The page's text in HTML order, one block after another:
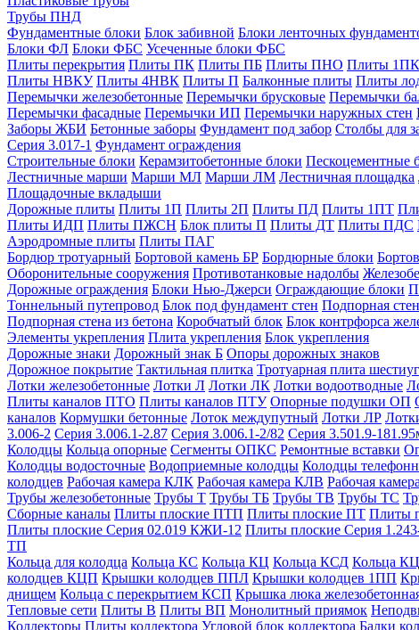
Трубы ПНД
Фундаментные блоки Блок забивной Блоки ленточных
Блоки ФЛ Блоки ФБС Усеченные блоки ФБС
Плиты перекрытия Плиты ПК Плиты ПБ Плиты ПНО Плиты 1ПК
Плиты НВКУ Плиты 4НВК Плиты П Балконные плиты Плиты
Перемычки железобетонные Перемычки брусковые Перемычки
Перемычки фасадные Перемычки ИП Перемычки наружных стен
Заборы ЖБИ Бетонные заборы Фундамент под забор Столбы для
Серия 3.017-1 Фундамент ограждения
Строительные блоки Керамзитобетонные блоки Пескоцементные
Лестничные марши Марши МЛ Марши ЛМ Лестничная площадка
Площадочные вкладыши
Дорожные плиты Плиты 1П Плиты 2П Плиты ПД Плиты 1ПТ
Плиты ИДП Плиты ПЖСН Блок плиты П Плиты ДТ Плиты ПДС
Аэродромные плиты Плиты ПАГ
Бордюр тротуарный Бортовой камень БР Бордюрные блоки
Оборонительные сооружения Противотанковые надолбы
Дорожные ограждения Блоки Нью-Джерси Ограждающие блоки
Тоннельный путепровод Блок под фундамент стен Подпорная
Подпорная стена из бетона Коробчатый блок Блок контрфорса
Элементы укрепления Плита укрепления Блок укрепления
Дорожные знаки Дорожный знак Б Опоры дорожных знаков
Дорожное покрытие Тактильная плитка Тротуарная плита
Лотки железобетонные Лотки Л Лотки ЛК Лотки водоотводные
Плиты каналов ПТО Плиты каналов ПТУ Опорные подушки ОП
каналов Кормушки бетонные Лоток междупутный Лотки ЛР
3.006-2 Серия 3.006.1-2.87 Серия 3.006.1-2/82 Серия 3.501.9-
Колодцы Кольца опорные Сегменты ОПКС Ремонтные вставки
Колодцы водосточные Водоприемные колодцы Колодцы
колодцев Рабочая камера КЛК Рабочая камера КЛВ Рабочая
Трубы железобетонные Трубы Т Трубы ТБ Трубы ТВ Трубы ТС
Сборные каналы Плиты плоские ПТП Плиты плоские ПТ Плиты
Плиты плоские Серия 02.019 КЖИ-12 Плиты плоские Серия
ТП
Кольца для колодца Кольца КС Кольца КЦ Кольца КСД Кольца
колодцев КЦП Крышки колодцев ППЛ Крышки колодцев 1ПП
днищем Кольца с перекрытием КСП Крышка люка
Тепловые сети Плиты В Плиты ВП Монолитный приямок
Коллекторы Плиты коллектора Угловой блок коллектора Балки